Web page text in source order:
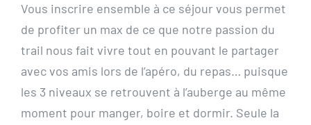
Vous inscrire ensemble à ce séjour vous permet
de profiter un max de ce que notre passion du
trail nous fait vivre tout en pouvant le partager
avec vos amis lors de l’apéro, du repas… puisque
les 3 niveaux se retrouvent à l’auberge au même
moment pour manger, boire et dormir. Seule la